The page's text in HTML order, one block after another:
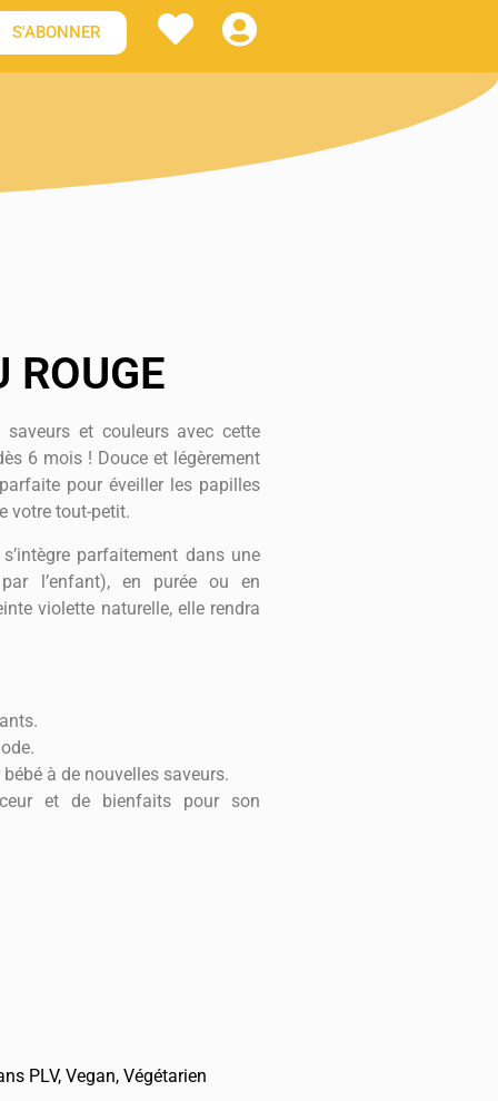
S'ABONNER
ROUGE
et couleurs avec cette
6 mois ! Douce et légèrement
pour éveiller les papilles
votre tout-petit.
parfaitement dans une
l’enfant), en purée ou en
violette naturelle, elle rendra
à de nouvelles saveurs.
et de bienfaits pour son
PLV,Vegan,Végétarien